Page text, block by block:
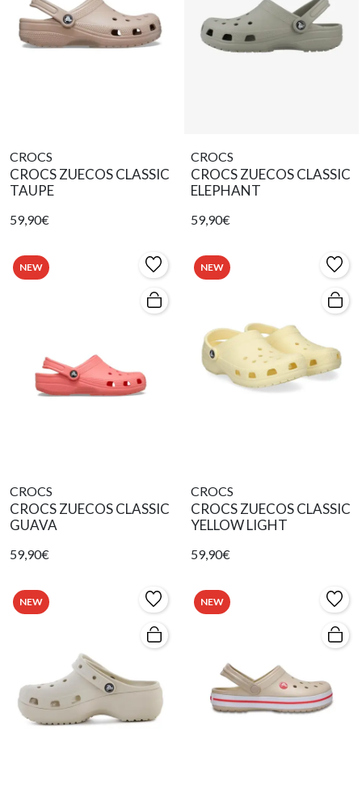
CROCS
CROCS ZUECOS CLASSIC
TAUPE
59,90€
CROCS
CROCS ZUECOS CLASSIC
ELEPHANT
59,90€
NEW
CROCS
CROCS ZUECOS CLASSIC
GUAVA
59,90€
NEW
CROCS
CROCS ZUECOS CLASSIC
YELLOW LIGHT
59,90€
NEW NEW